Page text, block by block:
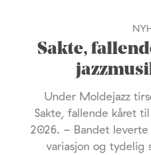
Sakte,
Under Moldejazz
Sakte, fallende kåret
2026. - Bandet
variasjon og tydelig